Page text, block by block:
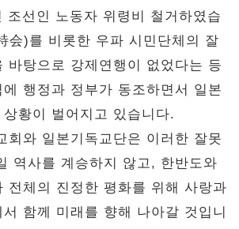
조선인 노동자 위령비 철거하였습
会)를 비롯한 우파 시민단체의 잘
바탕으로 강제연행이 없었다는 등
행정과 정부가 동조하면서 일본
황이 벌어지고 있습니다.
와 일본기독교단은 이러한 잘못
역사를 계승하지 않고, 한반도와
전체의 진정한 평화를 위해 사랑과
함께 미래를 향해 나아갈 것입니